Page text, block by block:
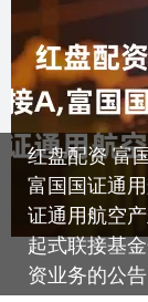
红盘配资 富
富国国证通
证通用航空
起式联接基
资业务的公告